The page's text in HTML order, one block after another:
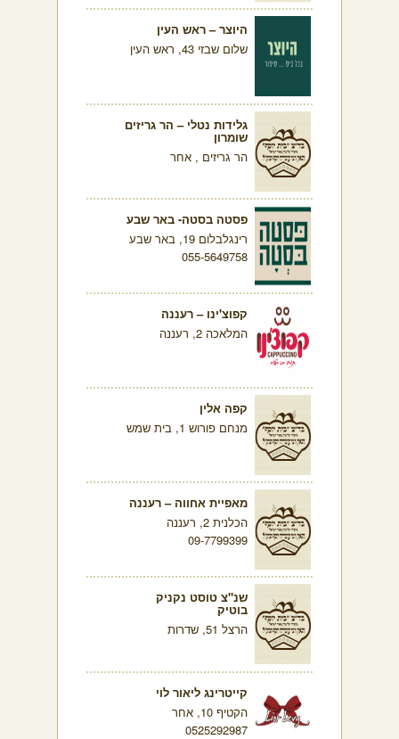
היוצר – ראש העין
שלום שבזי 43, ראש העין
גלידות נטלי – הר גריזים
שומרון
הר גריזים , אחר
פסטה בסטה- באר שבע
רינגלבלום 19, באר שבע
055-5649758
קפוצ'ינו – רעננה
המלאכה 2, רעננה
קפה אלין
מנחם פורוש 1, בית שמש
מאפיית אחווה – רעננה
הכלנית 2, רעננה
09-7799399
שנ"צ טוסט נקניק
בוטיק
הרצל 51, שדרות
קייטרינג ליאור לוי
הקטיף 10, אחר
0525292987